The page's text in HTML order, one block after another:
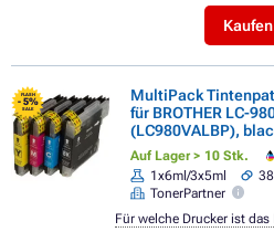
Kaufen
FLASH
- 5%
SALE
MultiPack
für BROTHER LC-
(LC980VALBP),
Auf Lager > 10 Stk.
1x6ml/3x5ml
TonerPartner
Für welche Drucker ist